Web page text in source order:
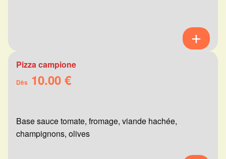
Pizza campione
Dès 10.00 €
Base sauce tomate, fromage, viande hachée,
champignons, olives